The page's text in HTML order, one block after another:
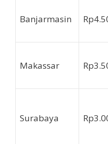
Banjarmasin
Makassar
Surabaya